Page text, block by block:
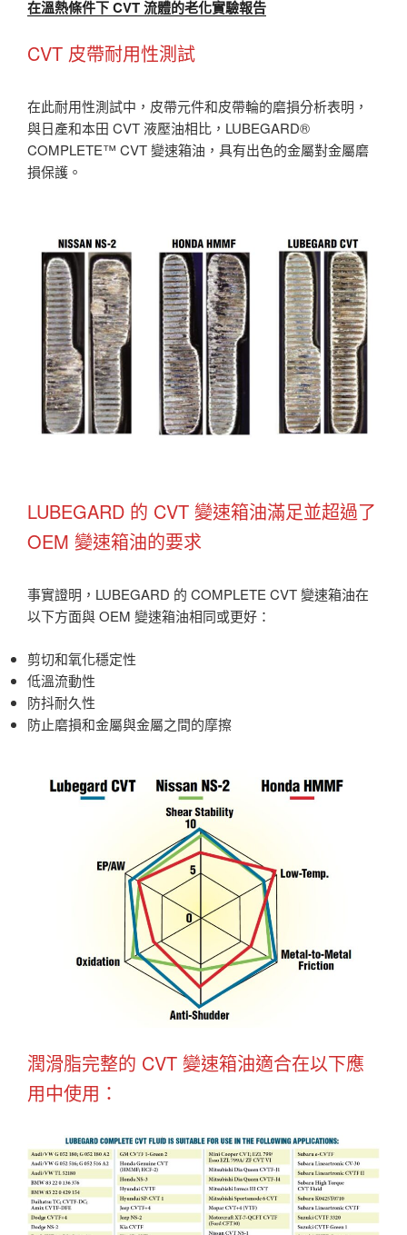
在溫熱條件下 CVT 流體的老化實驗報告
CVT 皮帶耐用性測試
在此耐用性測試中，皮帶元件和皮帶輪的磨損分析表明，
與日產和本田 CVT 液壓油相比，LUBEGARD®
COMPLETE™ CVT 變速箱油，具有出色的金屬對金屬磨
損保護。
LUBEGARD 的 CVT 變速箱油滿足並超過了
OEM 變速箱油的要求
事實證明，LUBEGARD 的 COMPLETE CVT 變速箱油在
以下方面與 OEM 變速箱油相同或更好：
剪切和氧化穩定性
低溫流動性
防抖耐久性
防止磨損和金屬與金屬之間的摩擦
潤滑脂完整的 CVT 變速箱油適合在以下應
用中使用：